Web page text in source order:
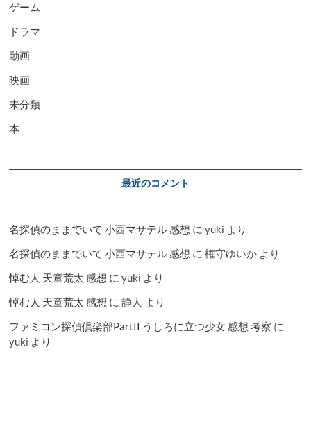
ゲーム
ドラマ
動画
映画
未分類
本
最近のコメント
名探偵のままでいて 小西マサテル 感想 にyuki より
名探偵のままでいて 小西マサテル 感想 に権守ゆいか より
悼む人 天童荒太 感想 にyuki より
悼む人 天童荒太 感想 に静人 より
ファミコン探偵倶楽部PartII うしろに立つ少女 感想 考察 に
yuki より